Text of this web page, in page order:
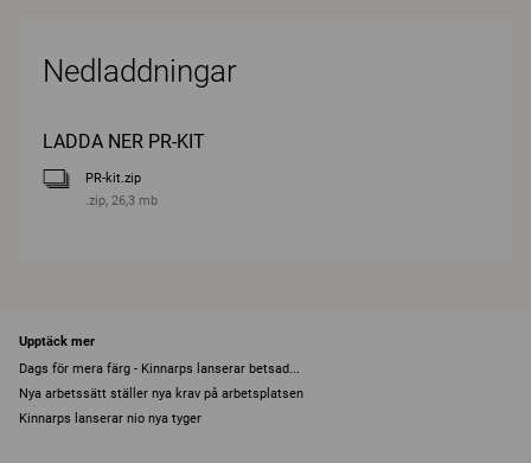
Nedladdningar
LADDA NER PR-KIT
PR-kit.zip
.zip, 26,3 mb
Upptäck mer
Dags för mera färg - Kinnarps lanserar betsad...
Nya arbetssätt ställer nya krav på arbetsplatsen
Kinnarps lanserar nio nya tyger